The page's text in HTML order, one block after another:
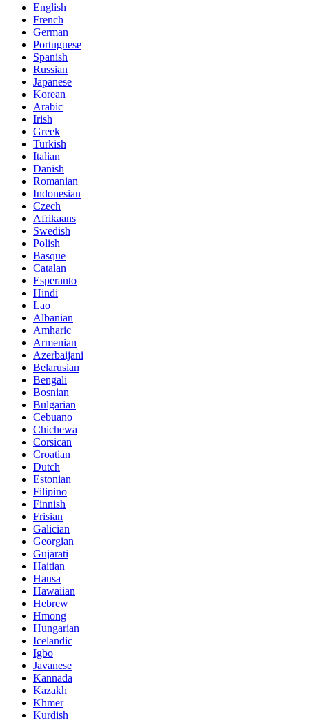
English
French
German
Portuguese
Spanish
Russian
Japanese
Korean
Arabic
Irish
Greek
Turkish
Italian
Danish
Romanian
Indonesian
Czech
Afrikaans
Swedish
Polish
Basque
Catalan
Esperanto
Hindi
Lao
Albanian
Amharic
Armenian
Azerbaijani
Belarusian
Bengali
Bosnian
Bulgarian
Cebuano
Chichewa
Corsican
Croatian
Dutch
Estonian
Filipino
Finnish
Frisian
Galician
Georgian
Gujarati
Haitian
Hausa
Hawaiian
Hebrew
Hmong
Hungarian
Icelandic
Igbo
Javanese
Kannada
Kazakh
Khmer
Kurdish